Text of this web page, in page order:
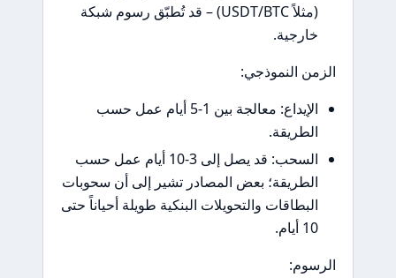
(مثلاً USDT/BTC) – قد تُطبّق رسوم شبكة
النموذجي:
الإيداع: معالجة بين 1-5 أيام عمل حسب
السحب: قد يصل إلى 3-10 أيام عمل حسب
بعض المصادر تشير إلى أن سحوبات
والتحويلات البنكية طويلة أحياناً حتى